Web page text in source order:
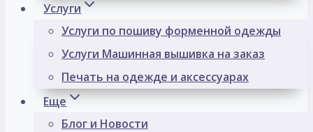
Услуги
Услуги по пошиву форменной одежды
Услуги Машинная вышивка на заказ
Печать на одежде и аксессуарах
Еще
Блог и Новости